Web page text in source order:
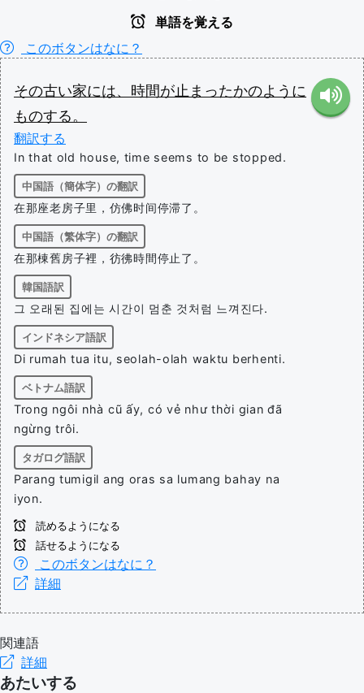
単語を覚える
このボタンはなに？
その古い家には、 時間が止まったかのよう に
ものする。
翻訳する
In that old house, time seems to be stopped.
中国語（簡体字）の翻訳
在那座老房子里，仿佛时间停滞了。
中国語（繁体字）の翻訳
在那棟舊房子裡，彷彿時間停止了。
韓国語訳
그 오래된 집에는 시간이 멈춘 것처럼 느껴진다.
インドネシア語訳
Di rumah tua itu, seolah-olah waktu berhenti.
ベトナム語訳
Trong ngôi nhà cũ ấy, có vẻ như thời gian đã
ngừng trôi.
タガログ語訳
Parang tumigil ang oras sa lumang bahay na
iyon.
読めるようになる
話せるようになる
このボタンはなに？
詳細
関連語
詳細
あたいする